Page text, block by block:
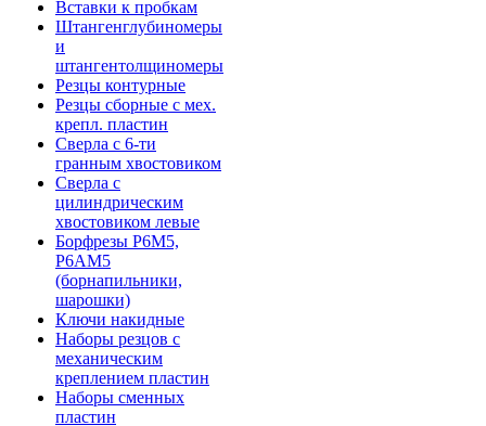
Вставки к пробкам
Штангенглубиномеры
и
штангентолщиномеры
Резцы контурные
Резцы сборные с мех.
крепл. пластин
Сверла с 6-ти
гранным хвостовиком
Сверла с
цилиндрическим
хвостовиком левые
Борфрезы Р6М5,
Р6АМ5
(борнапильники,
шарошки)
Ключи накидные
Наборы резцов с
механическим
креплением пластин
Наборы сменных
пластин